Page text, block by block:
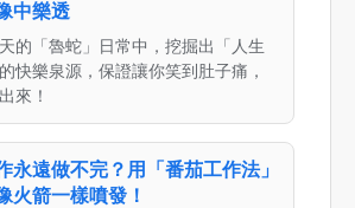
中樂透
的「魯蛇」日常中，挖掘出「人生
快樂泉源，保證讓你笑到肚子痛，
來！
永遠做不完？用「番茄工作法」
火箭一樣噴發！